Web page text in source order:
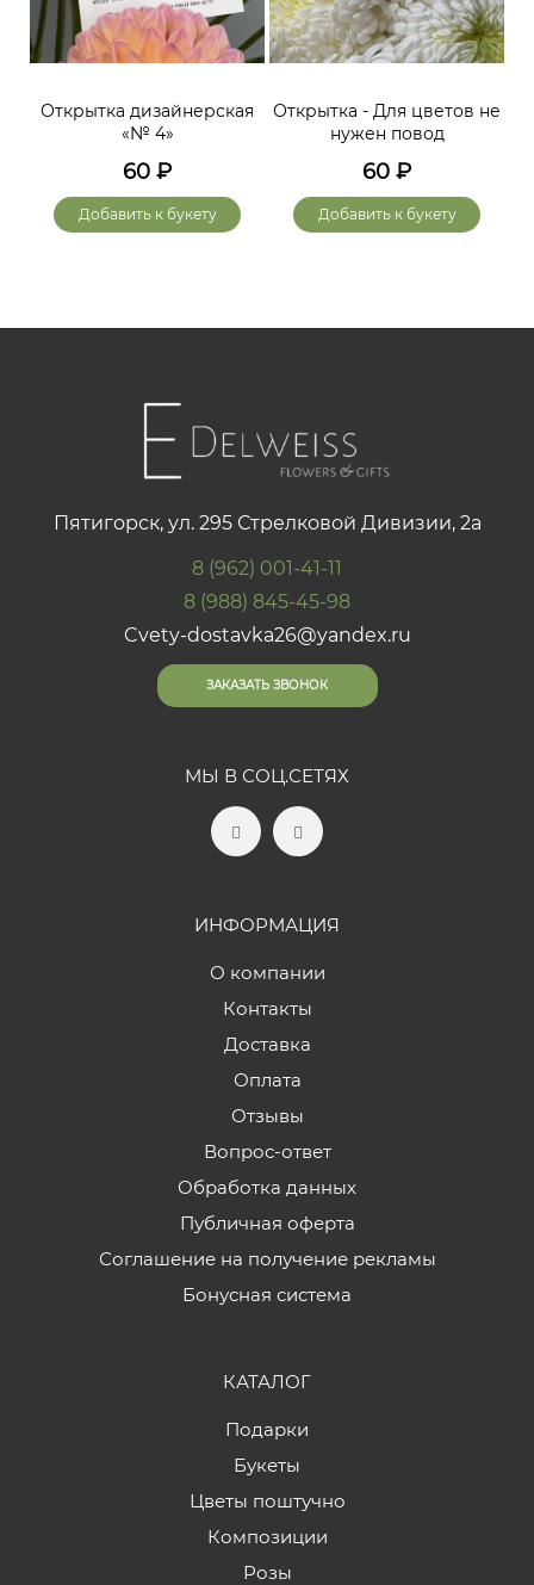
Открытка дизайнерская
«№ 4»
60 ₽
Добавить к букету
Открытка - Для цветов не
нужен повод
60 ₽
Добавить к букету
Пятигорск, ул. 295 Стрелковой Дивизии, 2а
8 (962) 001-41-11
8 (988) 845-45-98
Cvety-dostavka26@yandex.ru
ЗАКАЗАТЬ ЗВОНОК
МЫ В СОЦ.СЕТЯХ
ИНФОРМАЦИЯ
О компании
Контакты
Доставка
Оплата
Отзывы
Вопрос-ответ
Обработка данных
Публичная оферта
Соглашение на получение рекламы
Бонусная система
КАТАЛОГ
Подарки
Букеты
Цветы поштучно
Композиции
Розы